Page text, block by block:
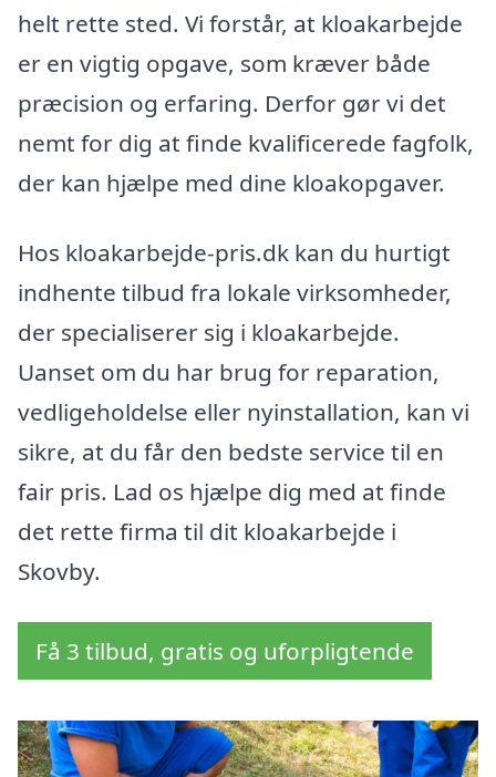
helt rette sted. Vi forstår, at kloakarbejde
er en vigtig opgave, som kræver både
præcision og erfaring. Derfor gør vi det
nemt for dig at finde kvalificerede fagfolk,
der kan hjælpe med dine kloakopgaver.
Hos kloakarbejde-pris.dk kan du hurtigt
indhente tilbud fra lokale virksomheder,
der specialiserer sig i kloakarbejde.
Uanset om du har brug for reparation,
vedligeholdelse eller nyinstallation, kan vi
sikre, at du får den bedste service til en
fair pris. Lad os hjælpe dig med at finde
det rette firma til dit kloakarbejde i
Skovby.
Få 3 tilbud, gratis og uforpligtende